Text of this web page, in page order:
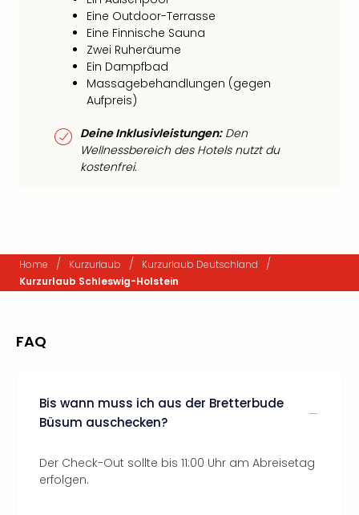
Eine Outdoor-Terrasse
Eine Finnische Sauna
Zwei Ruheräume
Ein Dampfbad
Massagebehandlungen (gegen
Aufpreis)
Deine Inklusivleistungen:Den
Wellnessbereich des Hotels nutzt du
kostenfrei.
Home / Kurzurlaub / Kurzurlaub Deutschland /
Kurzurlaub Schleswig-Holstein
FAQ
Bis wann muss ich aus der Bretterbude
Büsum auschecken?
Der Check-Out sollte bis 11:00 Uhr am Abreisetag
erfolgen.